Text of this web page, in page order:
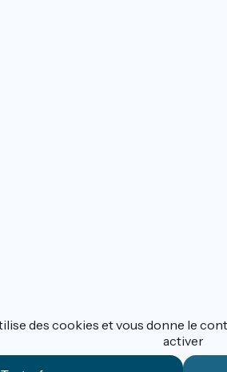
des cookies et vous donne le
activer